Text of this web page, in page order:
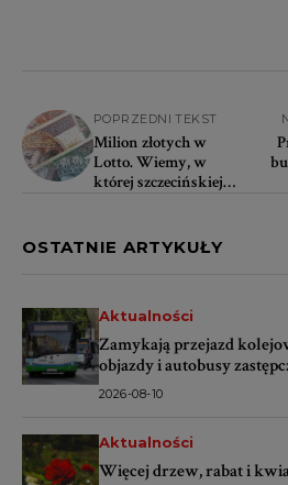
POPRZEDNI TEKST
Milion złotych w
Lotto. Wiemy, w
której szczecińskiej
OSTATNIE ARTYKUŁY
Aktualności
Zamykają przejazd
objazdy i autobusy
2026-08-10
Aktualności
Więcej drzew, rabat i